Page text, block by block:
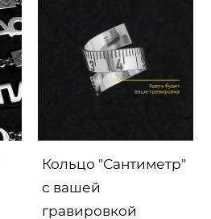
Кольцо "Сантиметр"
с вашей
гравировкой